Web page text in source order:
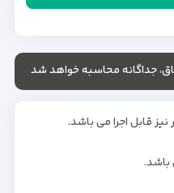
جداگانه محاسبه خواهد شد
قابل اجرا می باشد.